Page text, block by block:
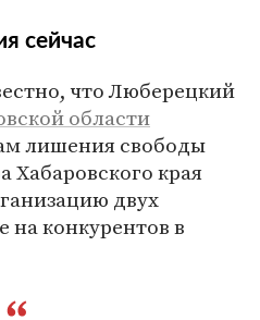
сейчас
что Люберецкий
области
лишения свободы
Хабаровского края
двух
на конкурентов в